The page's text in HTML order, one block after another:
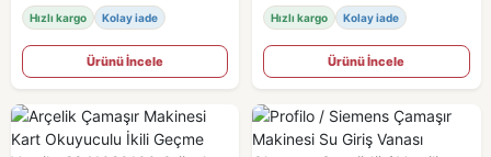
Hızlı kargo Kolay iade
Ürünü İncele
Hızlı kargo Kolay iade
Ürünü İncele